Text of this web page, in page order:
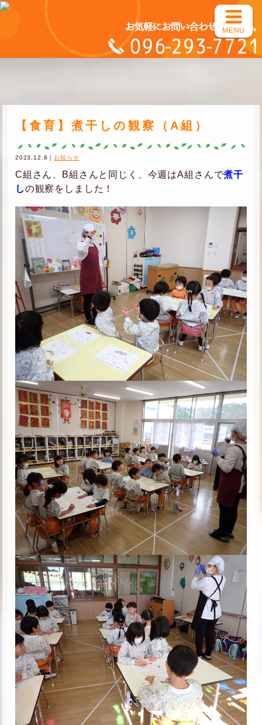
【食育】煮干しの観察（A組）
2023.12.8｜ お知らせ
C組さん、B組さんと同じく、今週はA組さんで煮干
しの観察をしました！
MENU